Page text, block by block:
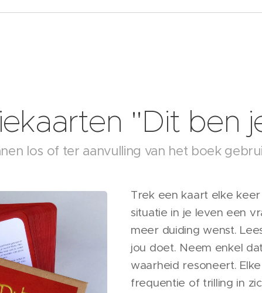
"Dit ben
los of ter aanvulling van het boek
Trek een kaart elke
situatie in je leven een
meer duiding wenst.
jou doet. Neem enkel
waarheid resoneert.
frequentie of trilling in